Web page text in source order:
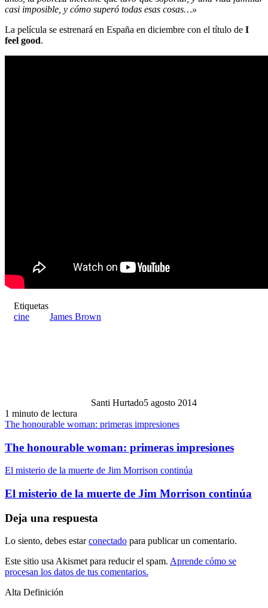
casi imposible, y cómo superó todas esas cosas…»
La película se estrenará en España en diciembre con el título de I
feel good.
Etiquetas
cine
James Brown
Santi Hurtado5 agosto 2014
1 minuto de lectura
The honourable woman: primeras impresiones
The honourable woman: primeras impresiones
El misterio de la muerte de Jim Morrison continúa
El misterio de la muerte de Jim Morrison continúa
Deja una respuesta
Lo siento, debes estarconectado para publicar un comentario.
Este sitio usa Akismet para reducir el spam. Aprende cómo se
procesan los datos de tus comentarios.
Alta Definición